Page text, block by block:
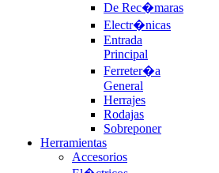
De Rec�maras
Electr�nicas
Entrada
Principal
Ferreter�a
General
Herrajes
Rodajas
Sobreponer
Herramientas
Accesorios